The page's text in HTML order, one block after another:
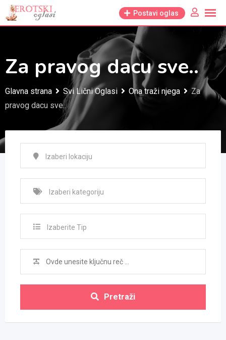
Skip
to
Postavi oglas
Za pravog dacu sve..
Glavna strana Svi Lični Oglasi Ona traži njega
Za
pravog dacu sve..
Izaberite Tip
Pretraži